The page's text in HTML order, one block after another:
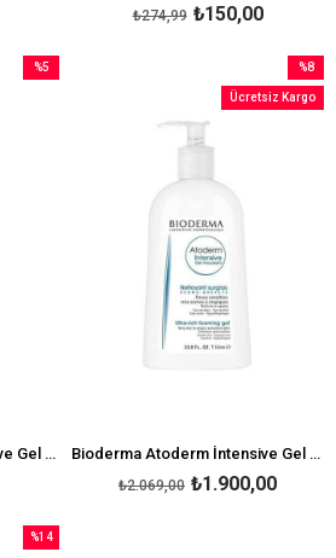
₺150,00
₺274,99
Bioderma Atoderm İntensive Gel Moussant 200 ml
%5
Bioderma Atoderm İntensive Gel Moussant Foaming Gel 1000 Ml
₺1.900,00
₺2.069,00
%8
İndirim
Ücretsiz Kargo
%14